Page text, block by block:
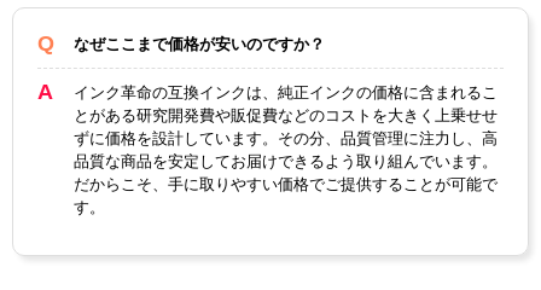
なぜここまで価格が安いのですか？
インク革命の互換インクは、純正インクの価格に含まれるこ
とがある研究開発費や販促費などのコストを大きく上乗せせ
ずに価格を設計しています。その分、品質管理に注力し、高
品質な商品を安定してお届けできるよう取り組んでいます。
だからこそ、手に取りやすい価格でご提供することが可能で
す。